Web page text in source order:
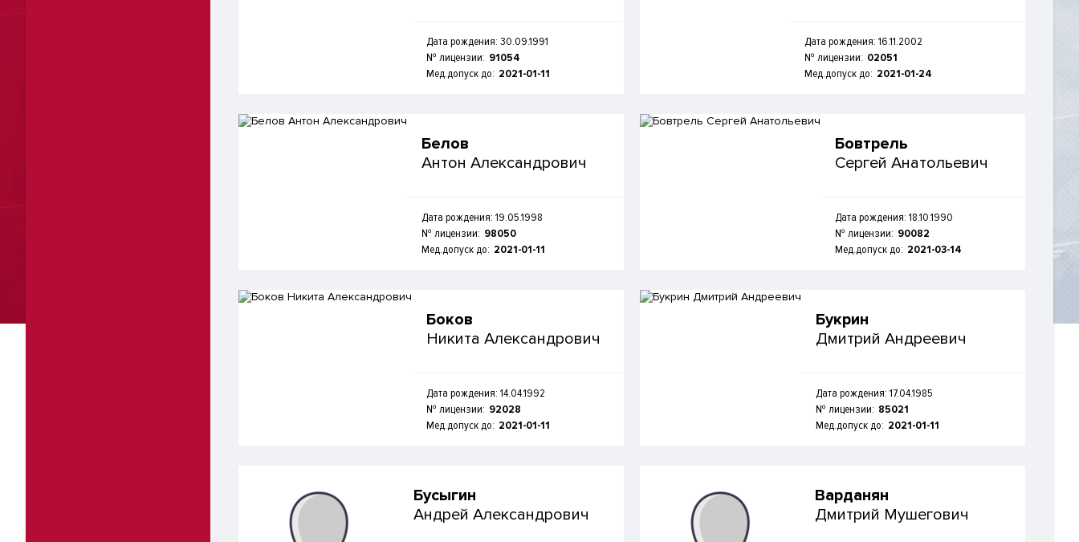
Дата рождения: 30.09.1991
№ лицензии: 91054
Мед.допуск до: 2021-01-11
Дата рождения: 16.11.2002
№ лицензии: 02051
Мед.допуск до: 2021-01-24
Белов
Антон Александрович
Дата рождения: 19.05.1998
№ лицензии: 98050
Мед.допуск до: 2021-01-11
Бовтрель
Сергей Анатольевич
Дата рождения: 18.10.1990
№ лицензии: 90082
Мед.допуск до: 2021-03-14
Боков
Никита Александрович
Дата рождения: 14.04.1992
№ лицензии: 92028
Мед.допуск до: 2021-01-11
Букрин
Дмитрий Андреевич
Дата рождения: 17.04.1985
№ лицензии: 85021
Мед.допуск до: 2021-01-11
Бусыгин
Андрей Александрович
Варданян
Дмитрий Мушегович